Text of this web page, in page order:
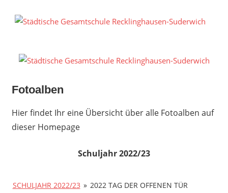
Inhalt
Fotoalben
Hier findet Ihr eine Übersicht über alle Fotoalben auf
dieser Homepage
Schuljahr 2022/23
SCHULJAHR 2022/23 » 2022 TAG DER OFFENEN TÜR